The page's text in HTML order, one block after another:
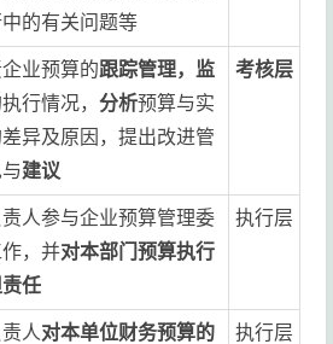
的有关问题等
业预算的跟踪管理，监
行情况，分析预算与实
异及原因，提出改进管
建议
考核层
人参与企业预算管理委
，并对本部门预算执行
任
执行层
人对本单位财务预算的
执行层